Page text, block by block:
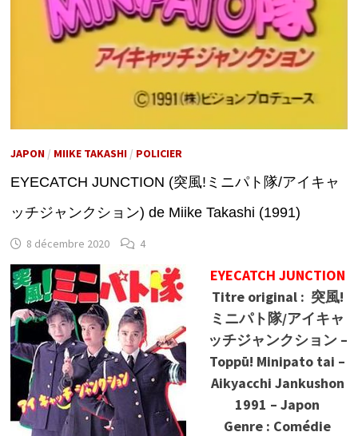
JAPON/ MIIKE TAKASHI/ POLICIER
EYECATCH JUNCTION (突風!ミニパト隊/アイキャ
ッチジャンクション) de Miike Takashi (1991)
8 décembre 2020 4
EYECATCH JUNCTION
Titre original : 突風!
ミニパト隊/アイキャ
ッチジャンクション –
Toppū! Minipato tai –
Aikyacchi Jankushon
1991 – Japon
Genre : Comédie